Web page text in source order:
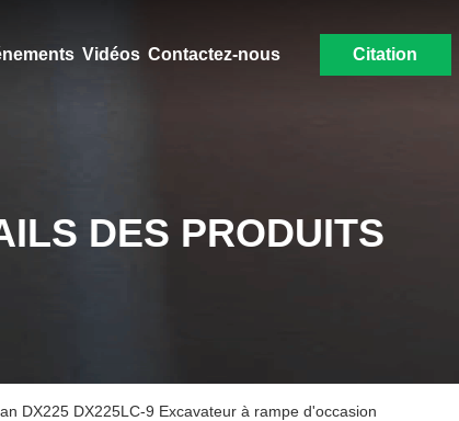
Vidéos Contactez-nous Citation
DES PRODUITS
DX225 DX225LC-9 Excavateur à rampe d'occasion